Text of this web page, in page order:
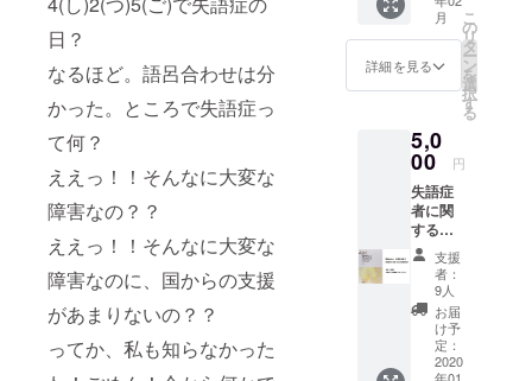
日？
なるほど。語呂合わせは分
かった。ところで失語症っ
て何？
ええっ！！そんなに大変な
障害なの？？
ええっ！！そんなに大変な
障害なのに、国からの支援
があまりないの？？
ってか、私も知らなかった
協議会
で販売
されて
いる物
とをご
了承の
上、支
援をお
願いい
たしま
す。 本
の情報
編集：
鈴木勉
著：有
賀恵
子、佐
ださっ
た旨を
載せ、
お名前
す。 お
申し込
み時、
備考欄
に掲載
可能な
お名前
を記入
してく
ださ
い。 な
お、掲
載する
月
詳細を見る
こ
の
リ
タ
ー
ン
を
選
択
す
る
5,0
00 円
失語症
者に関
する出
版物よ
り
『「話
せな
い」と
言える
まで―
支援
者：
9人
お届
け予
定：
2020